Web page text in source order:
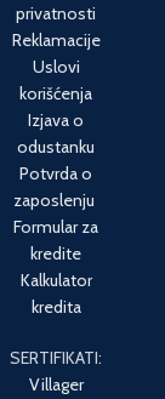
privatnosti
Reklamacije
Uslovi
korišćenja
Izjava o
odustanku
Potvrda o
zaposlenju
Formular za
kredite
Kalkulator
kredita
SERTIFIKATI:
Villager